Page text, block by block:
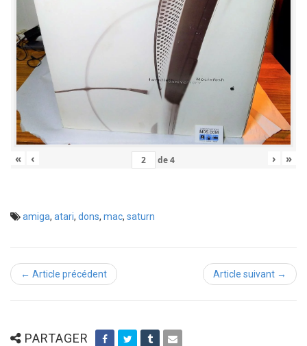
« ‹ de4 › »
amiga, atari, dons, mac, saturn
← Article précédent Article suivant →
PARTAGER